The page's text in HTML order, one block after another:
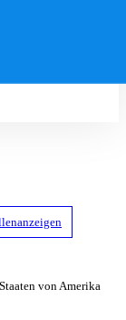
von Amerika